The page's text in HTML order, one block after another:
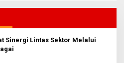
Sinergi Lintas Sektor Melalui